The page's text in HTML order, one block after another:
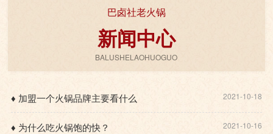
巴卤社老火锅
新闻中心
BALUSHELAOHUOGUO
♦ 加盟一个火锅品牌主要看什么 2021-10-18
♦ 为什么吃火锅饱的快？ 2021-10-16